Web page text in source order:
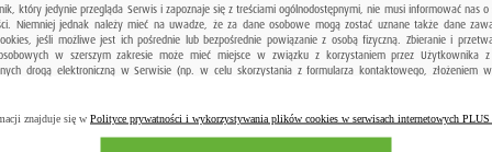
który jedynie przegląda Serwis i zapoznaje się z treściami ogólnodostępnymi, nie musi informować nas o
Niemniej jednak należy mieć na uwadze, że za dane osobowe mogą zostać uznane także dane
jeśli możliwe jest ich pośrednie lub bezpośrednie powiązanie z osobą fizyczną. Zbieranie i
w szerszym zakresie może mieć miejsce w związku z korzystaniem przez Użytkownika z
drogą elektroniczną w Serwisie (np. w celu skorzystania z formularza kontaktowego, złożeniem
możliwe anonimowe korzystanie z usług, dostępnych w niepublicznej części Serwisu, związanych z
znajduje się w Polityce prywatności i wykorzystywania plików cookies w serwisach internetowych